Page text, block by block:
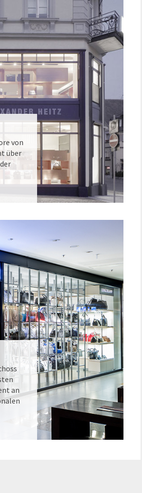
von
über
an